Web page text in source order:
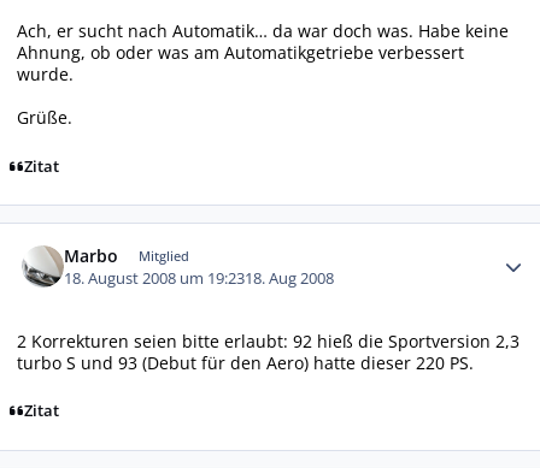
Ach, er sucht nach Automatik… da war doch was. Habe keine
Ahnung, ob oder was am Automatikgetriebe verbessert
wurde.
Grüße.
Zitat
Marbo Mitglied
18. August 2008 um 19:2318. Aug 2008
2 Korrekturen seien bitte erlaubt: 92 hieß die Sportversion 2,3
turbo S und 93 (Debut für den Aero) hatte dieser 220 PS.
Zitat